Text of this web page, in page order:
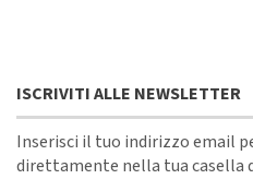
ISCRIVITI ALLE NEWSLETTER
Inserisci il tuo indirizzo email
direttamente nella tua casella